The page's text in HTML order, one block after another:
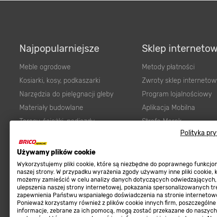
Polityka
Używamy plików cookie
Wykorzystujemy pliki cookie, które są niezbędne do poprawnego
naszej strony. W przypadku wyrażenia zgody używamy inne pliki cookie,
możemy zamieścić w celu analizy danych dotyczących odwiedzających,
ulepszenia naszej strony internetowej, pokazania spersonalizowanych
zapewnienia Państwu wspaniałego doświadczenia na stronie
Ponieważ korzystamy również z plików cookie innych firm, poszczególne
informacje, zebrane za ich pomocą, mogą zostać przekazane do naszych
Najpopularniejsze
Meble ogrodowe
Kosiarki, kosy, podkaszarki
Narzędzia do pielęgnacji gleby
Materiały budowlane
Tarasy, ścieżki, podjazdy
Karma dla psa
Ogród
Farby wewnętrzne białe
Elektryka
Panele
Sklep
Metody płatności
Zwroty sklep
Program lojalnościowy
Aplikacja Mobilna
Strefa Marek
Prawny obowiązek
zgodności towaru z
Program Brico PRO
Regulaminy